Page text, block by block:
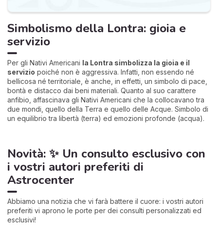
Simbolismo della Lontra: gioia e
servizio
Per gli Nativi Americani la Lontra simbolizza la gioia e il
servizio poiché non è aggressiva. Infatti, non essendo né
bellicosa né territoriale, è anche, in effetti, un simbolo di pace,
bontà e distacco dai beni materiali. Quanto al suo carattere
anfibio, affascinava gli Nativi Americani che la collocavano tra
due mondi, quello della Terra e quello delle Acque. Simbolo di
un equilibrio tra libertà (terra) ed emozioni profonde (acqua).
Novità: ✨ Un consulto esclusivo con
i vostri autori preferiti di
Astrocenter
Abbiamo una notizia che vi farà battere il cuore: i vostri autori
preferiti vi aprono le porte per dei consulti personalizzati ed
esclusivi!